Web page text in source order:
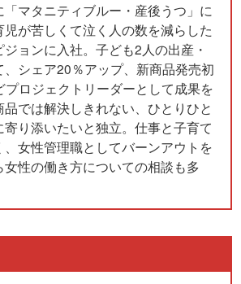
マタニティブルー・産後うつ」に
が苦しくて泣く人の数を減らした
ョンに入社。子ども2人の出産・
シェア20％アップ、新商品発売初
プロジェクトリーダーとして成果を
では解決しきれない、ひとりひと
寄り添いたいと独立。仕事と子育て
女性管理職としてバーンアウトを
性の働き方についての相談も多